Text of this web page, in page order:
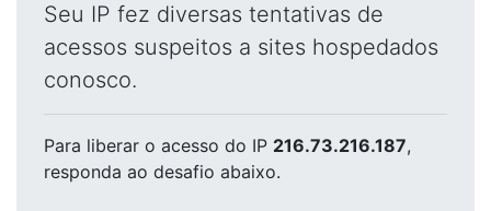
Seu IP fez diversas tentativas de
acessos suspeitos a sites hospedados
conosco.
Para liberar o acesso do IP 216.73.216.187,
responda ao desafio abaixo.